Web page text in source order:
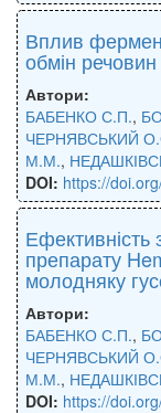
Вплив
обмін
Автори:
БАБЕНКО С.П.,
ЧЕРНЯВСЬКИЙ
М.М.,
DOI: https://
препарату
молодняку
Автори:
БАБЕНКО С.П.,
ЧЕРНЯВСЬКИЙ
М.М.,
DOI: https://